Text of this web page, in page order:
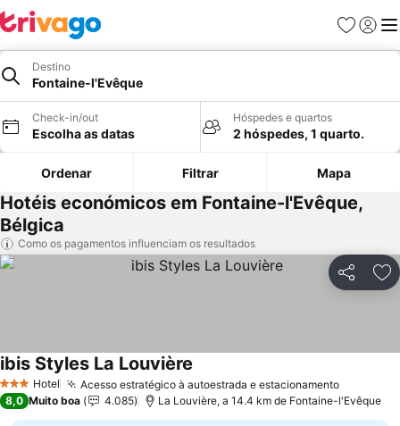
Favoritos
Iniciar
Destino
Fontaine-l'Evêque
Check-in/out
Escolha as datas
Hóspedes e quartos
2 hóspedes, 1 quarto.
Ordenar Filtrar Mapa
Hotéis económicos em Fontaine-l'Evêque,
Bélgica
Como os pagamentos influenciam os resultados
Partilhar
3 EstrelasHotel Acesso estratégico à autoestrada e estacionamentoVer
ibis Styles La Louvière
8,0 Muito boa 4.085 La Louvière, a 14.4 km de Fontaine-l'Evêque